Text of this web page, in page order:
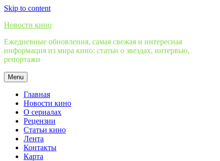
Skip to content
Новости кино
Ежедневные обновления, самая свежая и интересная
информация из мира кино: статьи о звездах, интервью,
репортажи
Menu
Главная
Новости кино
О сериалах
Рецензии
Статьи кино
Лента
Контакты
Карта